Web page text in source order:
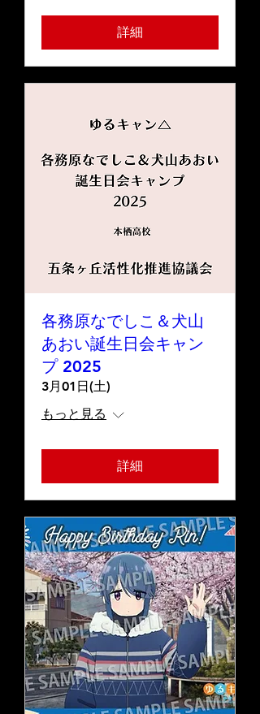
詳細
各務原なでしこ＆犬山
あおい誕生日会キャン
プ 2025
3月01日(土)
もっと見る
詳細